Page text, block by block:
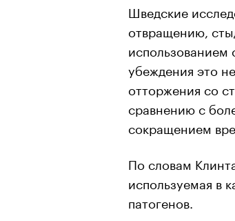
00:00 /
Шведские
отвращению,
убеждения это
отторжения со
сравнению с
сокращением
По словам
используемая в
патогенов.